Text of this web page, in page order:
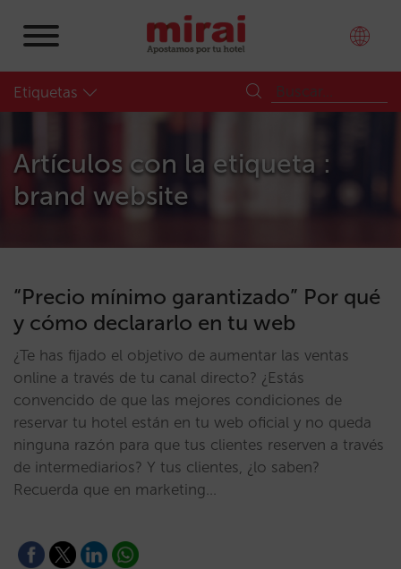
Etiquetas
Artículos con la etiqueta :
brand website
“Precio mínimo garantizado” Por qué
y cómo declararlo en tu web
¿Te has fijado el objetivo de aumentar las ventas
online a través de tu canal directo? ¿Estás
convencido de que las mejores condiciones de
reservar tu hotel están en tu web oficial y no queda
ninguna razón para que tus clientes reserven a través
de intermediarios? Y tus clientes, ¿lo saben?
Recuerda que en marketing…